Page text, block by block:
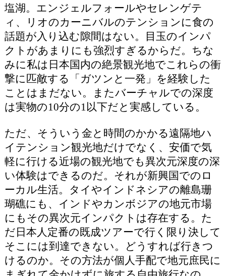
塩湖。エンジェルフォールやセレンゲテ
ィ、リオのカーニバルのテンションに食の
話題が入り込む隙間はない。目玉のインパ
クトがあまりにも強烈すぎるからだ。ちな
みに私は日本国内の絶景観光地でこれらの衝
撃に匹敵する「ガツンと一発」を経験した
ことはまだない。またバーチャルでの深度
は実物の10分の1以下だと実感している。
ただ、そういう金と時間のかかる遠隔地ハ
イテンション観光地だけでなく、安価で気
軽に行ける近場の観光地でも異次元深度の深
い体験はできるのだ。それが新興国でのロ
ーカル生活。タイやインドネシアの離島珊
瑚礁にも、インドやカンボジアの地元市場
にもその異次元インパクトは存在する。た
だ日本人定番の既成ツアーで行く限り決して
そこには到達できない。どうすれば行きつ
けるのか。その方法が個人手配で地元庶民に